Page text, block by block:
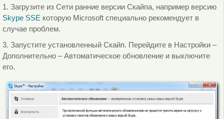
1. Загрузите из Сети ранние версии Скайпа, например версию
Skype SSE которую Microsoft специально рекомендует в
случае проблем.
3. Запустите установленный Скайп. Перейдите в Настройки –
Дополнительно – Автоматическое обновление и выключите
его.